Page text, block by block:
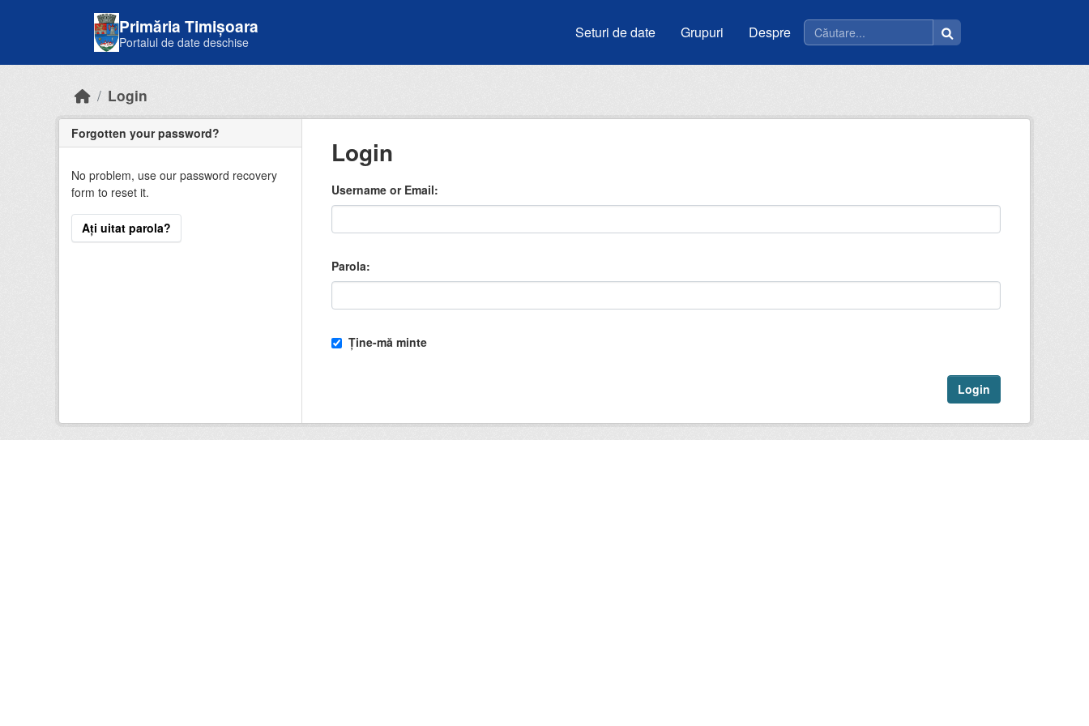
Primăria Timișoara
Portalul de date deschise
Seturi de date Grupuri Despre
Login
Forgotten your password?
No problem, use our password recovery
form to reset it.
Ați uitat parola?
Login
Username or Email
Parola
Ține-mă minte
Login